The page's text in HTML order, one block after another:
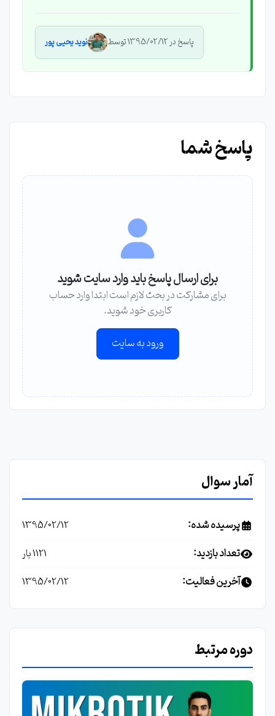
پاسخ در 1395/02/12 توسط نوید یحیی پور
پاسخ شما
برای ارسال پاسخ باید وارد سایت شوید
برای مشارکت در بحث لازم است ابتدا وارد حساب
کاربری خود شوید.
ورود به سایت
آمار سوال
پرسیده شده: 1395/02/12
تعداد بازدید: 1121 بار
آخرین فعالیت: 1395/02/12
دوره مرتبط